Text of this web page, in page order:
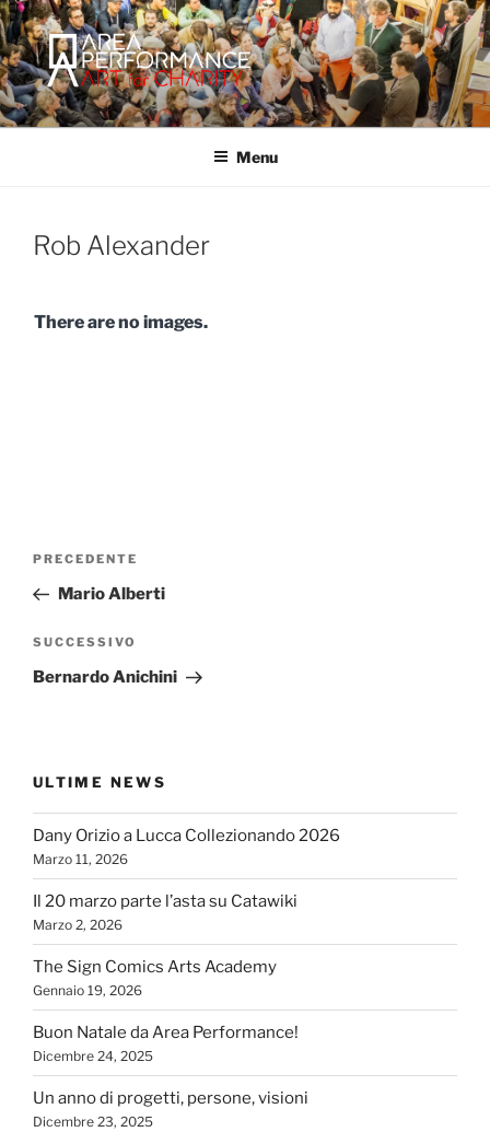
Salta
al
contenuto
AREA PERFORMANCE
Sito ufficiale della Onlus Area Performance.
Menu
Rob Alexander
There are no images.
Navigazione
Articolo
precedente:
PRECEDENTE
Mario Alberti
Articolo
successivo
SUCCESSIVO
Bernardo Anichini
ULTIME NEWS
Dany Orizio a Lucca Collezionando 2026
Marzo 11, 2026
Il 20 marzo parte l’asta su Catawiki
Marzo 2, 2026
The Sign Comics Arts Academy
Gennaio 19, 2026
Buon Natale da Area Performance!
Dicembre 24, 2025
Un anno di progetti, persone, visioni
Dicembre 23, 2025